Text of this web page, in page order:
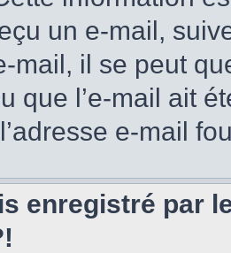
un e-mail,
mail, il se peut
que l’e-mail ait
e-mail
enregistré par